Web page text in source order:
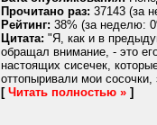
Прочитано раз: 37143 (за
Рейтинг: 38% (за неделю:
Цитата: "Я, как и в
обращал внимание, - это
настоящих сисечек,
оттопыривали мои
[ Читать полностью » ]